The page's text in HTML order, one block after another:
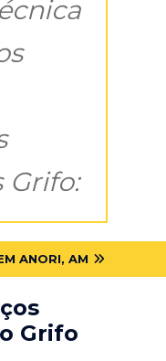
Grifo:
ANORI, AM
Grifo